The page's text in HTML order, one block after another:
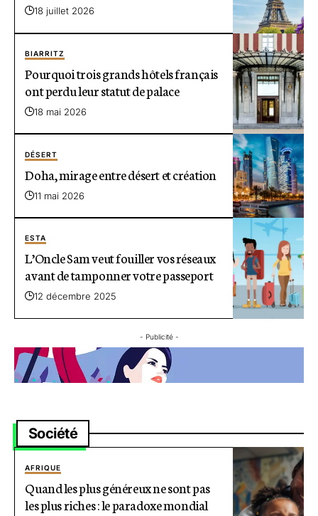
18 juillet 2026
BIARRITZ
Pourquoi trois grands hôtels français
ont perdu leur statut de palace
18 mai 2026
DÉSERT
Doha, mirage entre désert et création
11 mai 2026
ESTA
L’Oncle Sam veut fouiller vos réseaux
avant de tamponner votre passeport
12 décembre 2025
- Publicité -
Société
AFRIQUE
Quand les plus généreux ne sont pas
les plus riches : le paradoxe mondial